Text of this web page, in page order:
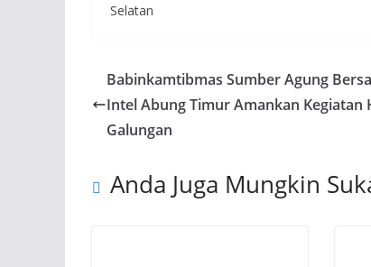
Selatan
Babinkamtibmas Sumber Agung
Intel Abung Timur Amankan Kegiatan
Galungan
Anda Juga Mungkin